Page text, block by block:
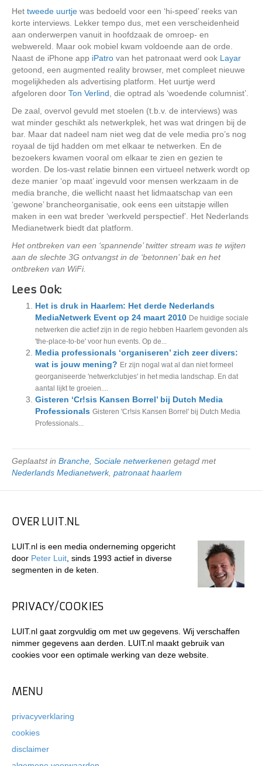
Het tweede uurtje was bedoeld voor een ‘hi-speed’ reeks van
korte interviews. Lekker tempo dus, met een verscheidenheid
aan onderwerpen vanuit in hoofdzaak de omroep- en
webwereld. Maar ook mobiel kwam voldoende aan de orde.
Naast de iPhone app iPatro van het patronaat werd ook Layar
getoond, een augmented reality browser, met compleet nieuwe
mogelijkheden als advertising platform. Het uurtje werd
afgeloren door Ton Verlind , die optrad als ‘woedende columnist’.
De zaal, overvol gevuld met stoelen (t.b.v. de interviews) was
wat minder geschikt als netwerkplek, het was wat dringen bij de
bar. Maar dat nadeel nam niet weg dat de vele media pro’s nog
royaal de tijd hadden om met elkaar te netwerken. En de
bezoekers kwamen vooral om elkaar te zien en gezien te
worden. De los-vast relatie binnen een virtueel netwerk wordt op
deze manier ‘op maat’ ingevuld voor mensen werkzaam in de
media branche, die wellicht naast het lidmaatschap van een
‘gewone’ brancheorganisatie, ook eens een uitstapje willen
maken in een wat breder ‘werkveld perspectief’. Het Nederlands
Medianetwerk biedt dat platform.
Het ontbreken van een ‘spannende’ twitter stream was te wijten
aan de slechte 3G ontvangst in de ‘betonnen’ bak en het
ontbreken van WiFi.
Lees Ook:
Het is druk in Haarlem: Het derde Nederlands
MediaNetwerk Event op 24 maart 2010 De huidige sociale
netwerken die actief zijn in de regio hebben Haarlem gevonden als
'the-place-to-be' voor hun events. Op de...
Media professionals ‘organiseren’ zich zeer divers:
wat is jouw mening? Er zijn nogal wat al dan niet formeel
georganiseerde 'netwerkclubjes' in het media landschap. En dat
aantal lijkt te groeien....
Gisteren ‘Cr!sis Kansen Borrel’ bij Dutch Media
Professionals Gisteren 'Cr!sis Kansen Borrel' bij Dutch Media
Professionals...
Geplaatst in Branche Sociale netwerkenen getagd met
Nederlands Medianetwerk, patronaat haarlem
OVER LUIT.NL
LUIT.nl is een media onderneming opgericht
door Peter Luit , sinds 1993 actief in diverse
segmenten in de keten.
PRIVACY/COOKIES
LUIT.nl gaat zorgvuldig om met uw gegevens. Wij verschaffen
nimmer gegevens aan derden. LUIT.nl maakt gebruik van
cookies voor een optimale werking van deze website.
MENU
privacyverklaring
cookies
disclaimer